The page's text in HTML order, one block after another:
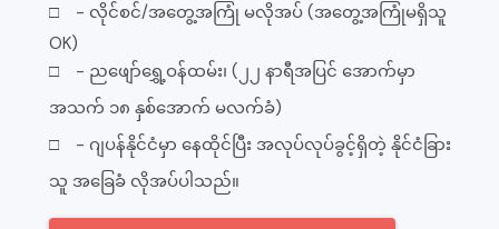
□ - လိုင်စင်/အတွေ့အကြုံ မလိုအပ် (အတွေ့အကြုံမရှိသူ
OK)
□ - ညဖျော်ရွှေ့ဝန်ထမ်း၊ (၂၂ နာရီအပြင် အောက်မှာ
အသက် ၁၈ နှစ်အောက် မလက်ခံ)
□ - ဂျပန်နိုင်ငံမှာ နေထိုင်ပြီး အလုပ်လုပ်ခွင့်ရှိတဲ့ နိုင်ငံခြား
သူ အခြေခံ လိုအပ်ပါသည်။